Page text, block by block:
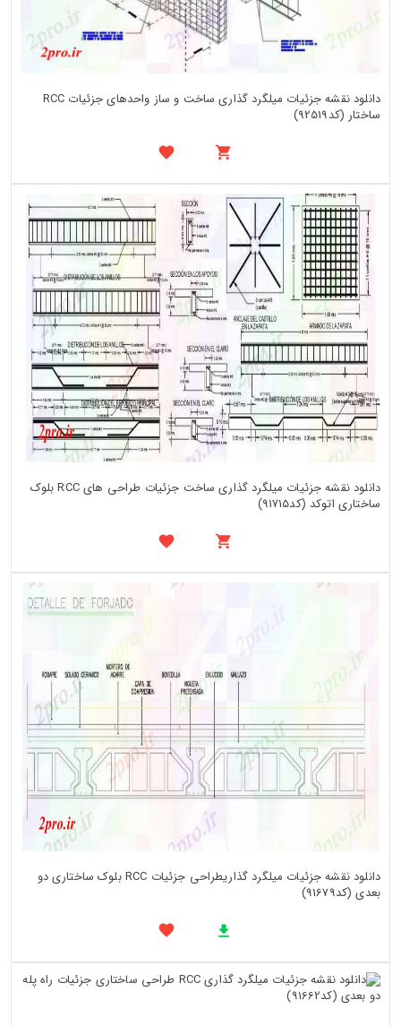
دانلود نقشه جزئیات میلگرد گذاری ساخت و ساز واحدهای جزئیات RCC
ساختار (کد92519)
دانلود نقشه جزئیات میلگرد گذاری ساخت جزئیات طراحی های RCC بلوک
ساختاری اتوکد (کد91715)
دانلود نقشه جزئیات میلگرد گذاریطراحی جزئیات RCC بلوک ساختاری دو
بعدی (کد91679)